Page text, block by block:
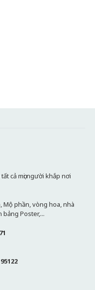
cả mọi người khắp nơi
Mộ phần, vòng hoa, nhà
Poster,...